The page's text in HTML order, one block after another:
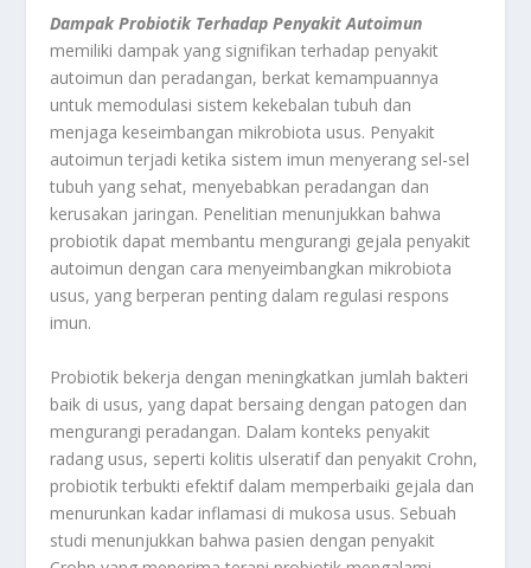
Dampak Probiotik Terhadap Penyakit Autoimun
memiliki dampak yang signifikan terhadap penyakit
autoimun dan peradangan, berkat kemampuannya
untuk memodulasi sistem kekebalan tubuh dan
menjaga keseimbangan mikrobiota usus. Penyakit
autoimun terjadi ketika sistem imun menyerang sel-sel
tubuh yang sehat, menyebabkan peradangan dan
kerusakan jaringan. Penelitian menunjukkan bahwa
probiotik dapat membantu mengurangi gejala penyakit
autoimun dengan cara menyeimbangkan mikrobiota
usus, yang berperan penting dalam regulasi respons
imun.
Probiotik bekerja dengan meningkatkan jumlah bakteri
baik di usus, yang dapat bersaing dengan patogen dan
mengurangi peradangan. Dalam konteks penyakit
radang usus, seperti kolitis ulseratif dan penyakit Crohn,
probiotik terbukti efektif dalam memperbaiki gejala dan
menurunkan kadar inflamasi di mukosa usus. Sebuah
studi menunjukkan bahwa pasien dengan penyakit